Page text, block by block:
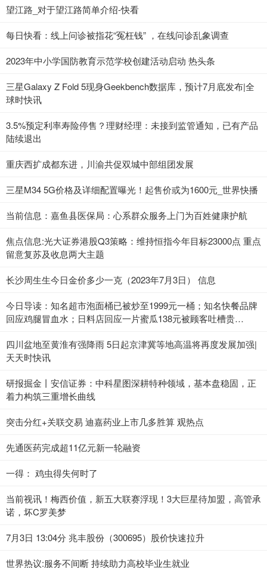
望江路_对于望江路简单介绍-快看
每日快看：线上问诊被指花“冤枉钱” ，在线问诊乱象调查
2023年中小学国防教育示范学校创建活动启动 热头条
三星Galaxy Z Fold 5现身Geekbench数据库，预计7月底发布|全
球时快讯
3.5%预定利率寿险停售？理财经理：未接到监管通知，已有产品
陆续退出
重庆西扩成都东进，川渝共促双城中部组团发展
三星M34 5G价格及详细配置曝光！起售价或为1600元_世界快播
当前信息：嘉鱼县医保局：心系群众服务上门为百姓健康护航
焦点信息:光大证券港股Q3策略：维持恒指今年目标23000点 重点
留意复苏及收息两大主题
长沙周生生今日金价多少一克（2023年7月3日） 信息
今日导读：知名超市泡面桶已被炒至1999元一桶；知名快餐品牌
回应鸡腿冒血水；日料店回应一片蜜瓜138元被顾客吐槽贵
四川盆地至黄淮有强降雨 5日起京津冀等地高温将再度发展加强|
天天时快讯
研报掘金丨安信证券：中科星图深耕特种领域，基本盘稳固，正
着力构筑三重增长曲线
突击分红+关联交易 迪嘉药业上市几多胜算 观热点
先通医药完成超11亿元新一轮融资
一得： 鸡虫得失何时了
当前视讯！梅西价值，新五大联赛浮现！3大巨星待加盟，高管承
诺，坏C罗美梦
7月3日 13:04分 兆丰股份（300695）股价快速拉升
世界热议:服务不间断 持续助力高校毕业生就业